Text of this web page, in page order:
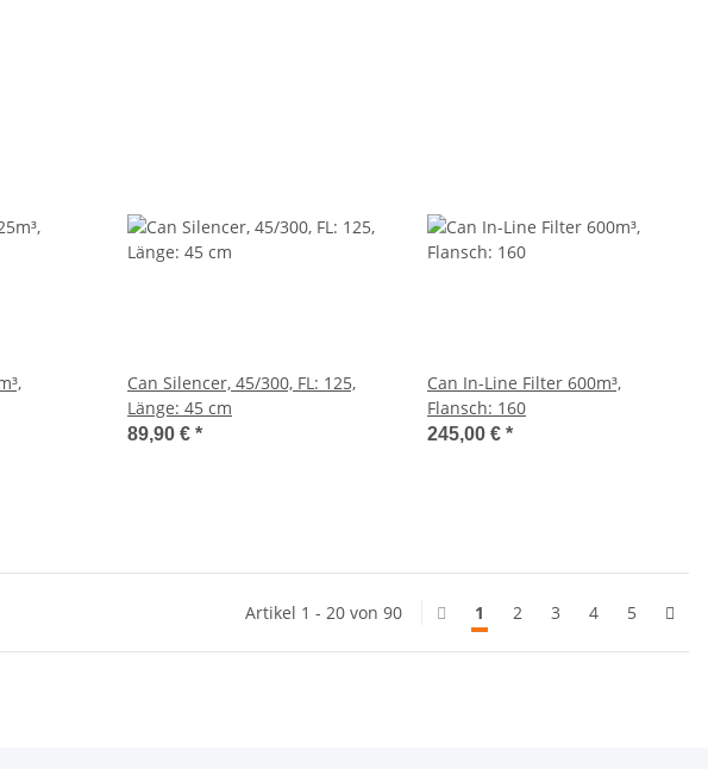
Can Silencer, 45/300, FL: 125,
Länge: 45 cm
89,90 € *
Can In-Line Filter 600m³,
Flansch: 160
245,00 € *
Artikel 1 - 20 von 90 1 2 3 4 5